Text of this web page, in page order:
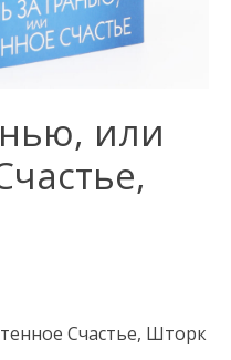
или
Счастье, Шторк